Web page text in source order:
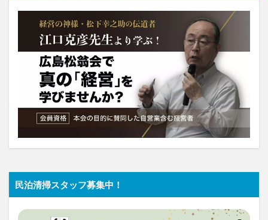
民泊清掃スタッフ募集中！